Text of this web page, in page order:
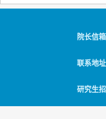
院长信箱
联系地址
研究生